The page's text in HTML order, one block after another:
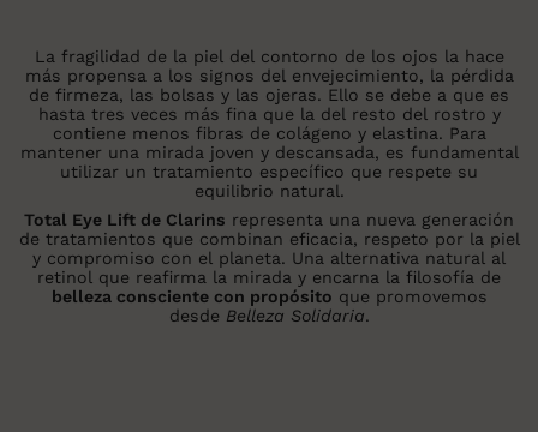
La fragilidad de la piel del contorno de los ojos la hace
más propensa a los signos del envejecimiento, la pérdida
de firmeza, las bolsas y las ojeras. Ello se debe a que es
hasta tres veces más fina que la del resto del rostro y
contiene menos fibras de colágeno y elastina. Para
mantener una mirada joven y descansada, es fundamental
utilizar un tratamiento específico que respete su
equilibrio natural.
Total Eye Lift de Clarins representa una nueva generación
de tratamientos que combinan eficacia, respeto por la piel
y compromiso con el planeta. Una alternativa natural al
retinol que reafirma la mirada y encarna la filosofía de
belleza consciente con propósito que promovemos
desde Belleza Solidaria.